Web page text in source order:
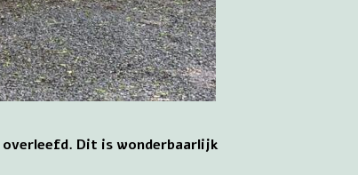
overleefd. Dit is wonderbaarlijk